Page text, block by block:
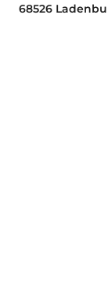
68526